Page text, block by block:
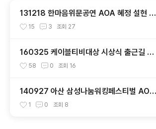
131218 한마음위문공연 AOA 혜정 설현 직
캠 by 스피넬
15 3 조회 27
160325 케이블티비대상 시상식 출근길 트
와이스 직찍 by 스피넬
58 0 조회 16
140927 아산 삼성나눔워킹페스티벌 AOA
설현 직캠
1 0 조회 8